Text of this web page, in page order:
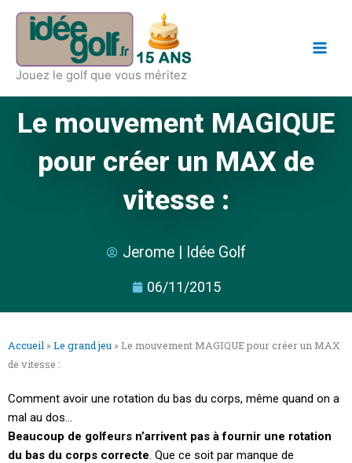
Aller
contenu
Jouez le golf que vous méritez
Le mouvement MAGIQUE
pour créer un MAX de
vitesse :
Jerome | Idée Golf
06/11/2015
Accueil »Le grand jeu » Le mouvement MAGIQUE pour créer un MAX
de vitesse :
Comment avoir une rotation du bas du corps, même quand on a
mal au dos…
Beaucoup de golfeurs n’arrivent pas à fournir une rotation
du bas du corps correcte. Que ce soit par manque de